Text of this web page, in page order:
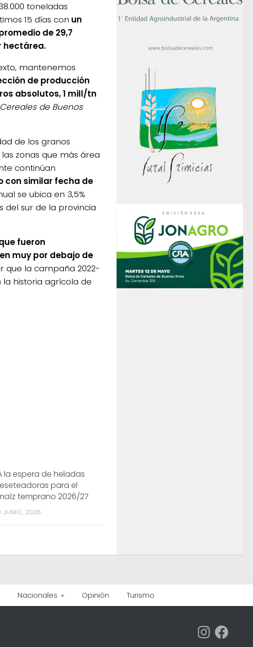
toneladas
15 días con un
de 29,7
hectárea.
mantenemos
de producción
absolutos, 1 mill/tn
de Buenos
de los granos
zonas que más área
continúan
con similar fecha de
se ubica en 3,5%
del sur de la provincia
fueron
muy por debajo de
que la campaña 2022-
historia agrícola de
la espera de heladas
para el
temprano 2026/27
JUNIO, 2026
Nacionales Opinión Turismo